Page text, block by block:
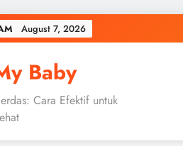
August 7, 2026
Baby
Cara Efektif untuk